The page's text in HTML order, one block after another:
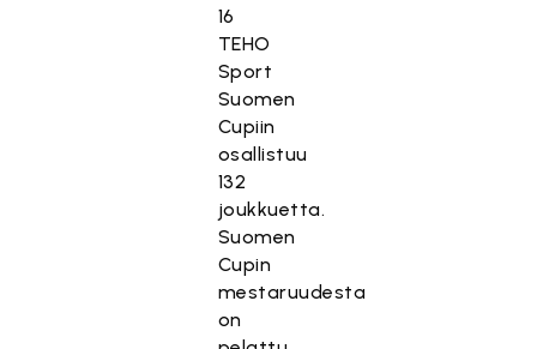
16
TEHO
Sport
Suomen
Cupiin
osallistuu
132
joukkuetta.
Suomen
Cupin
mestaruudesta
on